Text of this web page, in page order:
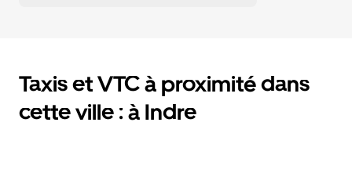
Taxis et VTC à proximité dans
cette ville : à Indre